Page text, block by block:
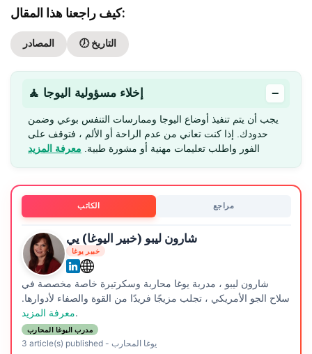
كيف راجعنا هذا المقال:
المصادر 🕖 التاريخ
🧘 إخلاء مسؤولية اليوجا −
يجب أن يتم تنفيذ أوضاع اليوجا وممارسات التنفس بوعي وضمن
حدودك. إذا كنت تعاني من عدم الراحة أو الألم ، فتوقف على
الفور واطلب تعليمات مهنية أو مشورة طبية. معرفة المزيد
الكاتب مراجع
شارون ليبو (خبير اليوغا) يي
خبير يوغا
شارون ليبو ، مدربة يوغا محاربة وسكرتيرة خاصة مخصصة في
سلاح الجو الأمريكي ، تجلب مزيجًا فريدًا من القوة والصفاء لأدوارها.
معرفة المزيد.
مدرب اليوغا المحارب
3 article(s) published- يوغا المحارب